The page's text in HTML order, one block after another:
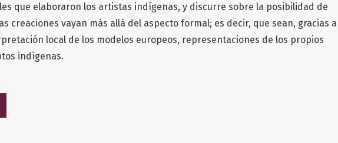
que elaboraron los artistas indígenas, y discurre sobre la posibilidad de
creaciones vayan más allá del aspecto formal; es decir, que sean, gracias a
local de los modelos europeos, representaciones de los propios
indígenas.